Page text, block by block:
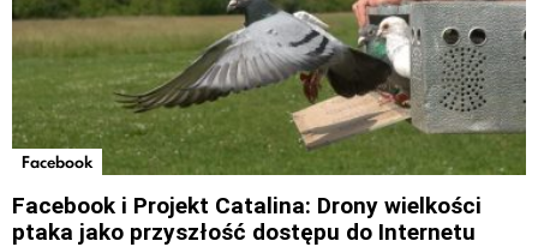
Facebook
Facebook i Projekt Catalina: Drony wielkości
ptaka jako przyszłość dostępu do Internetu